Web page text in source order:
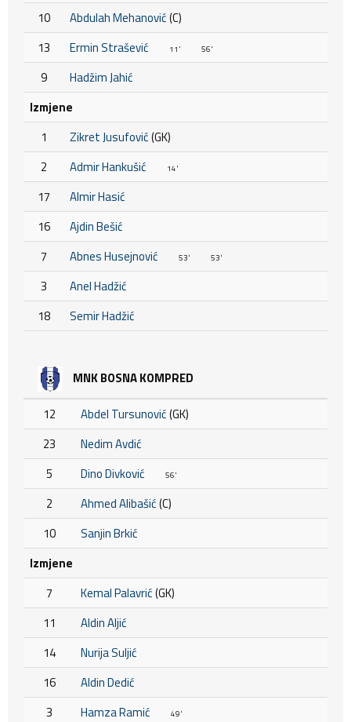
10
Abdulah Mehanović(C)
13
Ermin Strašević 11' 56'
9
Hadžim Jahić
Izmjene
1
Zikret Jusufović(GK)
2
Admir Hankušić 14'
17
Almir Hasić
16
Ajdin Bešić
7
Abnes Husejnović 53' 53'
3
Anel Hadžić
18
Semir Hadžić
MNK BOSNA KOMPRED
12 Abdel Tursunović(GK)
23
Nedim Avdić
5
Dino Divković 56'
2 Ahmed Alibašić(C)
10
Sanjin Brkić
Izmjene
7
Kemal Palavrić(GK)
11
Aldin Aljić
14
Nurija Suljić
16
Aldin Dedić
3
Hamza Ramić 49'